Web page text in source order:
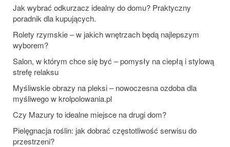
Jak wybrać odkurzacz idealny do domu? Praktyczny
poradnik dla kupujących.
Rolety rzymskie – w jakich wnętrzach będą najlepszym
wyborem?
Salon, w którym chce się być – pomysły na ciepłą i stylową
strefę relaksu
Myśliwskie obrazy na pleksi – nowoczesna ozdoba dla
myśliwego w krolpolowania.pl
Czy Mazury to idealne miejsce na drugi dom?
Pielęgnacja roślin: jak dobrać częstotliwość serwisu do
przestrzeni?